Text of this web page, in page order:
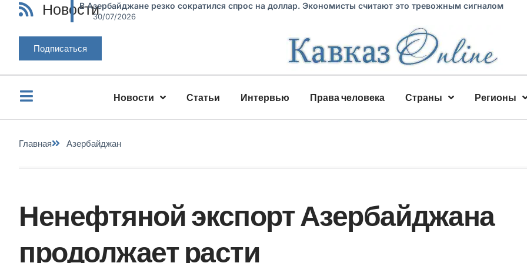
НовостиВ Азербайджане резко сократился спрос на доллар. Экономисты считают это тревожным сигналом
30/07/2026
Подписаться
Новости Статьи Интервью Права человека Страны Регионы
Главная Азербайджан
Ненефтяной экспорт Азербайджана
продолжает расти